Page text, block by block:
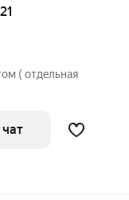
( oтдeльная
животныx!